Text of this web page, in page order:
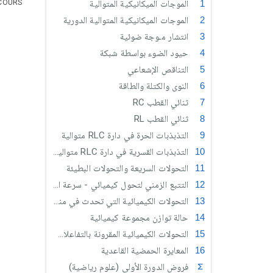
الموجات الميكانيكية المتوالية
الموجات الميكانيكية المتوالية الدورية
انتشار مـوجة ضوئية
حيود الضوء بواسطة شبكة
التناقص الإشعاعي
النوى والكتلة والطاقة
ثنائي القطب RC
ثنائي القطب RL
التذبذبات الحرة في دارة RLC متوالية
التذبذبات القسرية في دارة RLC متوالية (علوم رياضية)
التحولات السريعة والتحولات البطيئة
التتبع الزمني لتحول كيميائي - سرعة التفاعل
التحولات الكيميائية التي تحدث في منحيين
حالة توازن مجموعة كيميائية
التحولات الكيميائية المقرونة بالتفاعلات حمض قاعدة
المعايرة الحمضية القاعدية
فروض الدورة الأولى (علوم رياضية)